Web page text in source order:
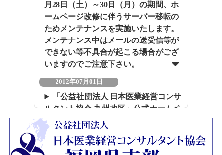
月28日（土）～30日（月）の期間、ホ
ームページ改修に伴うサーバー移転の
ためメンテナンスを実施いたします。
メンテナンス中はメールの送受信等が
できない等不具合が起こる場合がござ
いますのでご注意下さい。
2012年07月01日
「公益社団法人 日本医業経営コンサ
ルタント協会 九州地区」公式ホームペ
ージを開設いたしました。